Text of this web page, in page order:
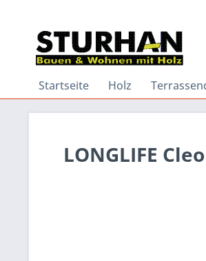
Startseite Holz
LONGLIFE